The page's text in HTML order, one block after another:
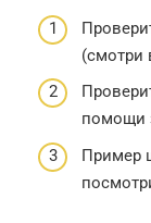
(смотри
помощи
Пример